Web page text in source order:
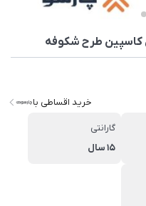
خرید اقساطی با
گارانتی
15 سال